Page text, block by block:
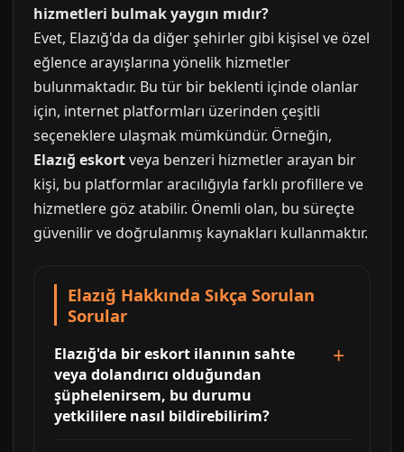
hizmetleri bulmak yaygın mıdır?
Evet, Elazığ'da da diğer şehirler gibi kişisel ve özel
eğlence arayışlarına yönelik hizmetler
bulunmaktadır. Bu tür bir beklenti içinde olanlar
için, internet platformları üzerinden çeşitli
seçeneklere ulaşmak mümkündür. Örneğin,
Elazığ eskortveya benzeri hizmetler arayan bir
kişi, bu platformlar aracılığıyla farklı profillere ve
hizmetlere göz atabilir. Önemli olan, bu süreçte
güvenilir ve doğrulanmış kaynakları kullanmaktır.
Elazığ Hakkında Sıkça Sorulan
Sorular
Elazığ'da bir eskort ilanının sahte
veya dolandırıcı olduğundan
şüphelenirsem, bu durumu
yetkililere nasıl bildirebilirim?